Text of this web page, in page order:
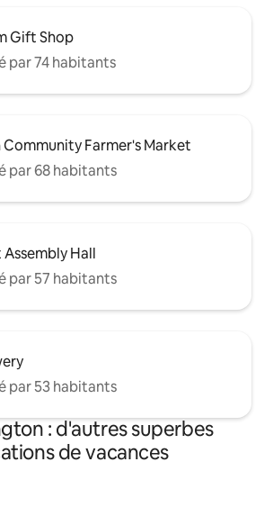
Gift Shop
par 74 habitants
Farmer's Market
par 68 habitants
Hall
par 57 habitants
par 53 habitants
: d'autres superbes
de vacances